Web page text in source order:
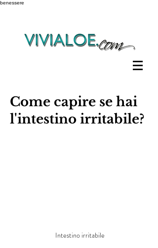
benessere
Come capire se hai
l'intestino irritabile?
Intestino irritabile